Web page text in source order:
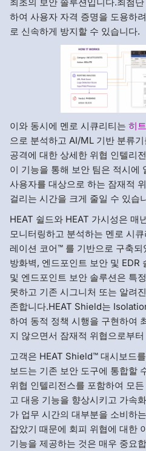
하여 사용자 자격 증명을 도용하
로 신속하게 방지할 수 있습니다.
이와 동시에 멘로 시큐리티는 히
으로 분석하고 AI/ML 기반 분류
공격에 대한 상세한 위협 인텔리
이 기능을 통해 보안 팀은 적시에
사용자를 대상으로 하는 잠재적
걸리는 시간을 크게 줄일 수 있습
HEAT 쉴드와 HEAT 가시성은 매
모니터링하고 분석하는 멘로 시
레이션 코어™ 를 기반으로 구축
방화벽, 엔드포인트 보안 및 EDR
및 엔드포인트 보안 솔루션은 특
못하고 기존 시그니처 또는 알려
존합니다.HEAT Shield는
하여 동적 정책 시행을 구현하여
지 않으면서 잠재적 위협으로부
고객은 HEAT Shield™ 대시보드
보드는 기존 보안 도구에 통합할
위협 인텔리전스를 포함하여 모
고 대응 기능을 향상시키고 가속
가 업무 시간의 대부분을 소비하
잡았기 때문에 회피 위협에 대한
기능을 제공하는 것은 매우 중요